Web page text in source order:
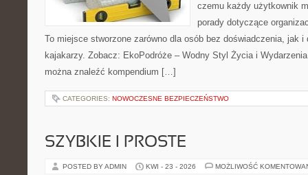
czemu każdy użytkownik
porady dotyczące
To miejsce stworzone zarówno dla osób bez doświadczenia, jak i
kajakarzy. Zobacz: EkoPodróże – Wodny Styl Życia i
można znaleźć kompendium […]
CATEGORIES: NOWOCZESNE BEZPIECZEŃSTWO
SZYBKIE I PROSTE
POSTED BY ADMIN KWI - 23 - 2026 MOŻLIWOŚĆ